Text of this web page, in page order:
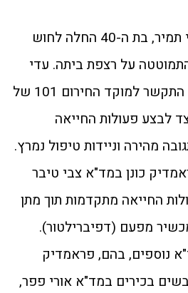
בבוקר יום שבת, שירלי תמיר, בת ה-40 החלה לחוש
על רצפת ביתה. עדי
בעלה שהבחין בה מיד התקשר למוקד החירום 101 של
לבצע פעולות החייאה
מהירה וניידות טיפול נמרץ.
כונן במד"א צבי טיבר
החייאה מתקדמות תוך מתן
מפעם (דפיברילטור).
נוספים, בהם, פראמדיק
בכירים במד"א אורי פפר,